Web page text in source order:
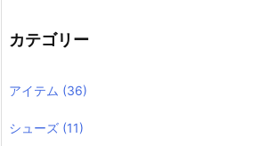
カテゴリー
アイテム (36)
シューズ (11)